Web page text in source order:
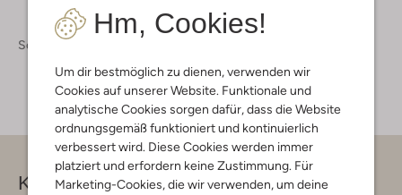
Hm, Cookies!
Um dir bestmöglich zu dienen, verwenden wir
Cookies auf unserer Website. Funktionale und
analytische Cookies sorgen dafür, dass die Website
ordnungsgemäß funktioniert und kontinuierlich
verbessert wird. Diese Cookies werden immer
platziert und erfordern keine Zustimmung. Für
Marketing-Cookies, die wir verwenden, um deine
Schuhe
Kontakt